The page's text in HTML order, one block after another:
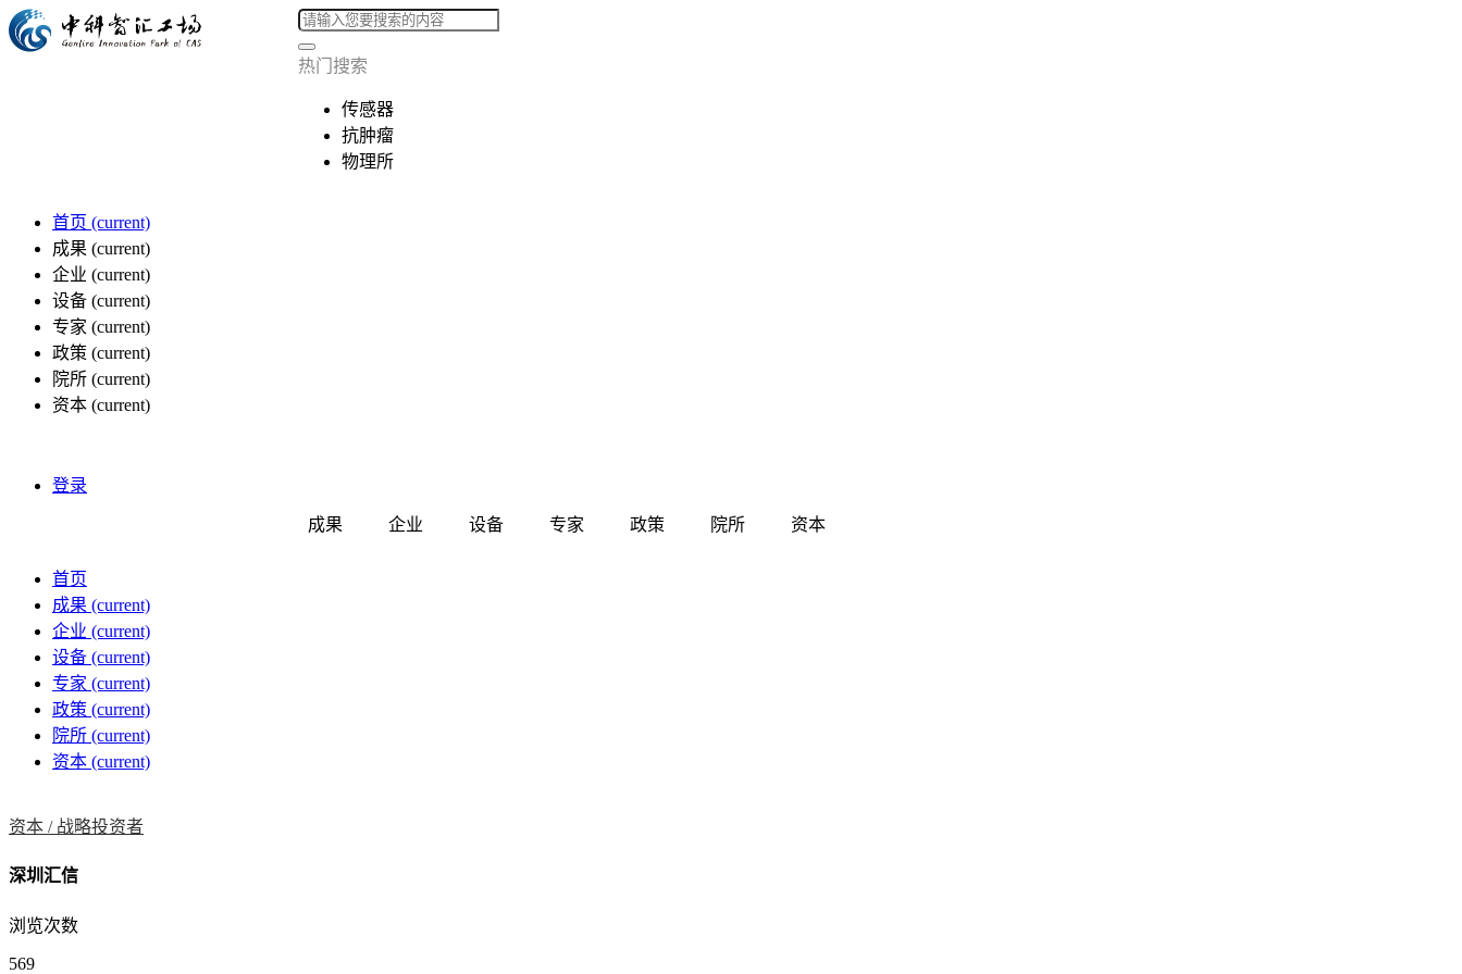
热门搜索
传感器
抗肿瘤
物理所
首页 (current)
成果 (current)
企业 (current)
设备 (current)
专家 (current)
政策 (current)
院所 (current)
资本 (current)
登录
成果 企业 设备 专家 政策 院所 资本
首页
成果 (current)
企业 (current)
设备 (current)
专家 (current)
政策 (current)
院所 (current)
资本 (current)
资本 / 战略投资者
深圳汇信
浏览次数
569